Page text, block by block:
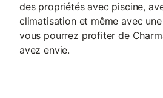
des propriétés avec piscine,
climatisation et même avec
vous pourrez profiter de
avez envie.